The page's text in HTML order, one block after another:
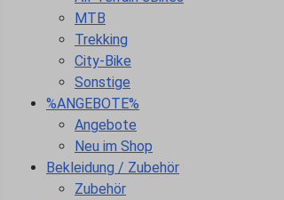
MTB
Trekking
City-Bike
Sonstige
%ANGEBOTE%
Angebote
Neu im Shop
Bekleidung / Zubehör
Zubehör